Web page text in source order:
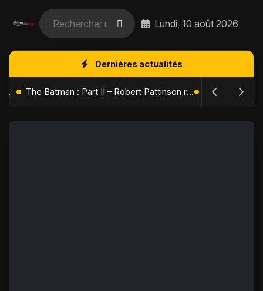
Lundi, 10 août 2026
Dernières actualités
L'Âge de Glace : Le Réveil du Volcan – Manny, Sid et Diego de retour pour une aventure explosive The Batman : Part II – Robert Pattinson replonge dans les ténèbres de Gotham dès octobre 2027